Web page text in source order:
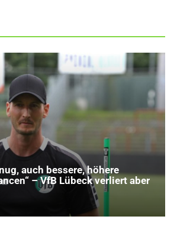
auch bessere, höhere
– VfB Lübeck verliert aber